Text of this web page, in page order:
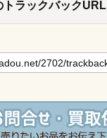
トラックバックURL